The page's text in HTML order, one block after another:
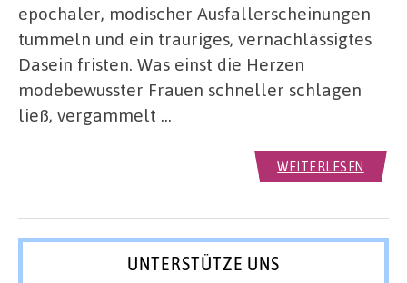
epochaler, modischer Ausfallerscheinungen
tummeln und ein trauriges, vernachlässigtes
Dasein fristen. Was einst die Herzen
modebewusster Frauen schneller schlagen
ließ, vergammelt …
WEITERLESEN
UNTERSTÜTZE UNS